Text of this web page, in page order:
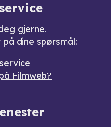
gjerne.
dine spørsmål:
Filmweb?